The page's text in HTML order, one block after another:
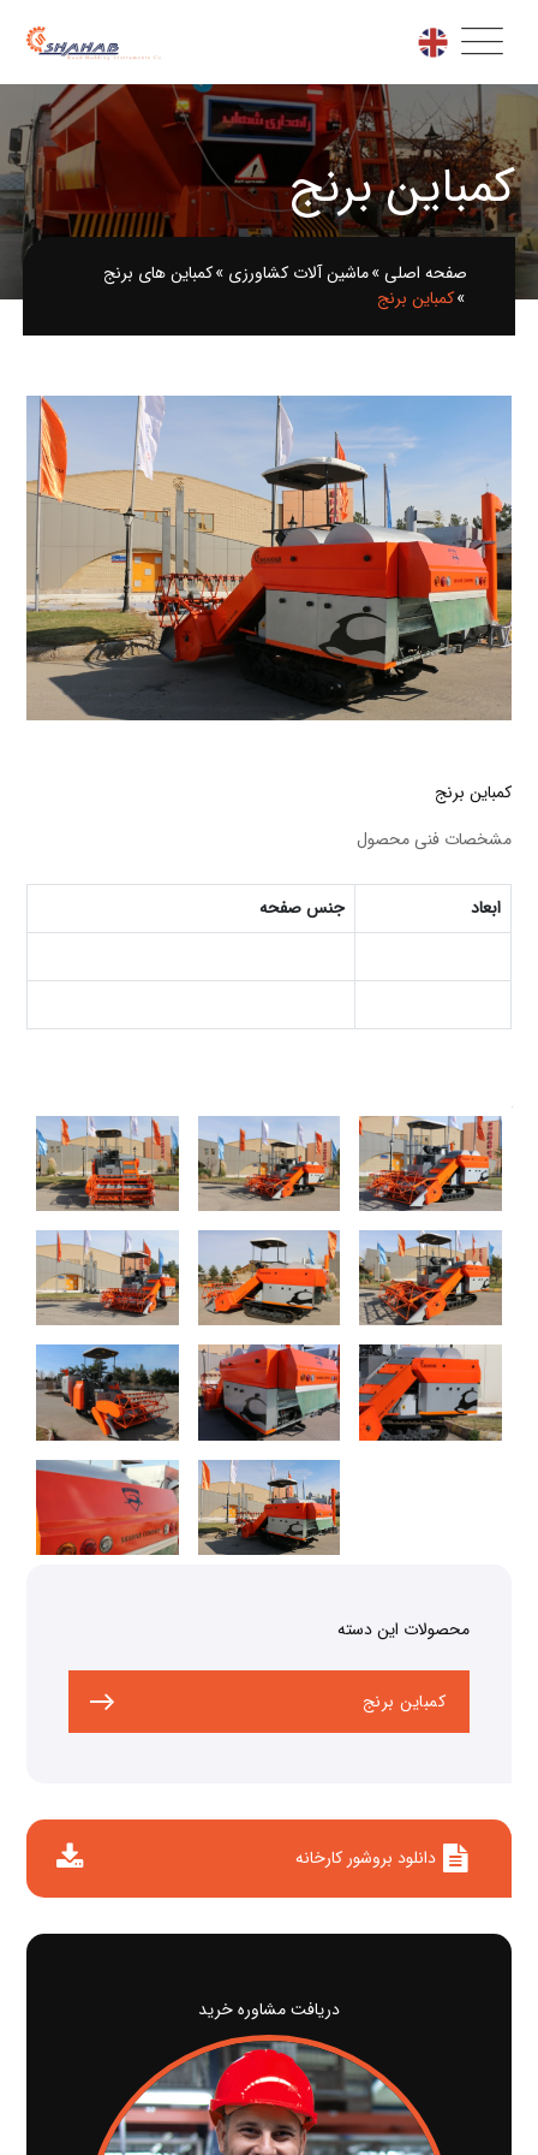
کمباین برنج
صفحه اصلی»ماشین آلات کشاورزی »کمباین های برنج
»کمباین برنج
محصولات این دسته
کمباین برنج
دانلود بروشور کارخانه
دریافت مشاوره خرید
کمباین برنج
مشخصات فنی محصول
ابعاد جنس صفحه